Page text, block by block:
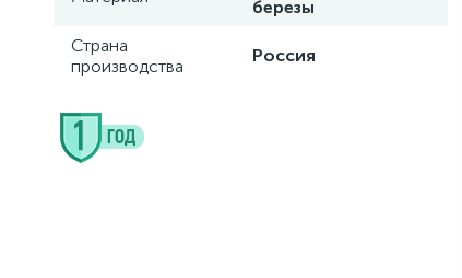
березы
Страна
производства
Россия